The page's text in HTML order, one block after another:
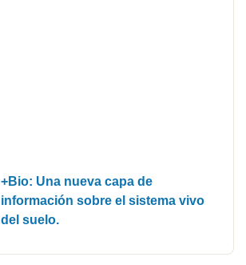
+Bio: Una nueva capa de
información sobre el sistema vivo
del suelo.